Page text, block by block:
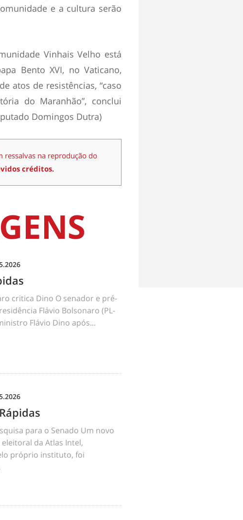
e a cultura serão
Vinhais Velho está
Bento XVI, no Vaticano,
atos de resistências, “caso
do Maranhão”, conclui
Domingos Dutra)
ressalvas na reprodução do
créditos.
critica Dino O senador e pré-
Flávio Bolsonaro (PL-
Flávio Dino após...
para o Senado Um novo
da Atlas Intel,
próprio instituto, foi